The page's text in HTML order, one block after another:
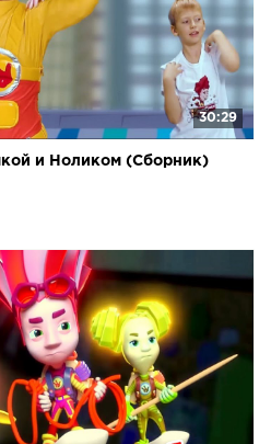
30:29
и Ноликом (Сборник)